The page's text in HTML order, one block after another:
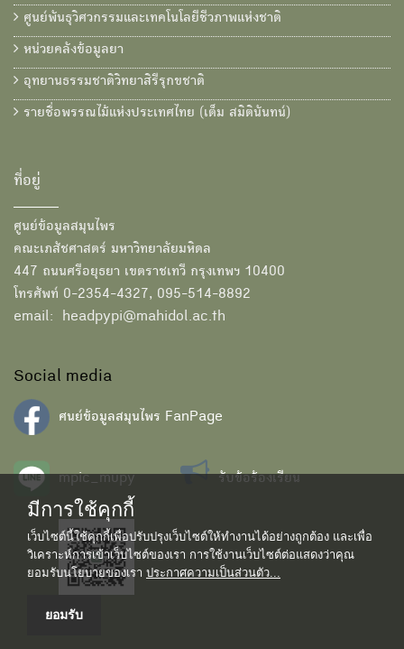
ศูนย์พันธุวิศวกรรมและเทคโนโลยีชีวภาพแห่งชาติ
หน่วยคลังข้อมูลยา
อุทยานธรรมชาติวิทยาสิรีรุกขชาติ
รายชื่อพรรณไม้แห่งประเทศไทย (เต็ม สมิตินันทน์)
ที่อยู่
ศูนย์ข้อมูลสมุนไพร
คณะเภสัชศาสตร์ มหาวิทยาลัยมหิดล
447 ถนนศรีอยุธยา เขตราชเทวี กรุงเทพฯ 10400
โทรศัพท์ 0-2354-4327, 095-514-8892
email: headpypi@mahidol.ac.th
Social media
ศนย์ข้อมูลสมุนไพร FanPage
mpic_mupy รับข้อร้องเรียน
มีการใช้คุกกี้
เว็บไซต์นี้ใช้คุกกี้เพื่อปรับปรุงเว็บไซต์ให้ทำงานได้อย่างถูกต้อง และเพื่อ
วิเคราะห์การเข้าเว็บไซต์ของเรา การใช้งานเว็บไซต์ต่อแสดงว่าคุณ
ยอมรับนโยบายของเรา ประกาศความเป็นส่วนตัว...
ยอมรับ